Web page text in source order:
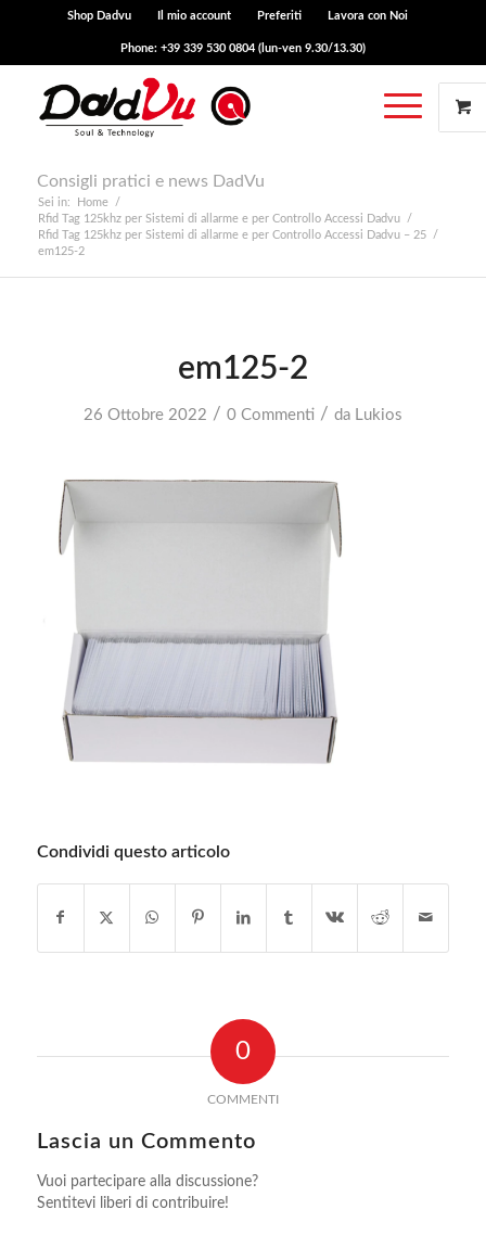
Shop Dadvu Il mio account Preferiti Lavora con Noi
Phone: +39 339 530 0804 (lun-ven 9.30/13.30)
Consigli pratici e news DadVu
Sei in: Home
/
Rfid Tag 125khz per Sistemi di allarme e per Controllo Accessi Dadvu
/
Rfid Tag 125khz per Sistemi di allarme e per Controllo Accessi Dadvu – 25
/
em125-2
em125-2
26 Ottobre 2022 / 0 Commenti / da Lukios
Condividi questo articolo
0
COMMENTI
Lascia un Commento
Vuoi partecipare alla discussione?
Sentitevi liberi di contribuire!